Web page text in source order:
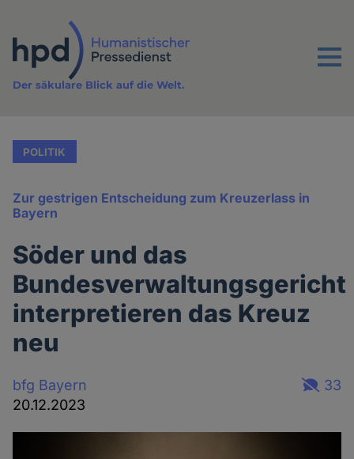
Inhalt
Menu
Der säkulare Blick auf die Welt.
POLITIK
Zur gestrigen Entscheidung zum Kreuzerlass in
Bayern
Söder und das
Bundesverwaltungsgericht
interpretieren das Kreuz
neu
bfg Bayern
20.12.2023
33